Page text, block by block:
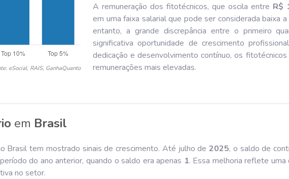
eSocial, RAIS, GanhaQuanto
A remuneração dos fitotécnicos, que oscila entre R$
em uma faixa salarial que pode ser considerada baixa
entanto, a grande discrepância entre o primeiro
significativa oportunidade de crescimento
dedicação e desenvolvimento contínuo, os
remunerações mais elevadas.
em Brasil
Brasil tem mostrado sinais de crescimento. Até julho de2025, o saldo de
do ano anterior, quando o saldo era apenas 1. Essa melhoria reflete
no setor.